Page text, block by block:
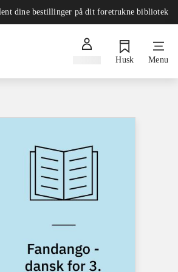
dine bestillinger på dit foretrukne bibliotek
Husk Menu